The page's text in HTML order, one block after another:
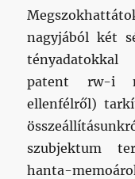
nagyjából két
patent rw-i
ellenfélről)
szubjektum
hanta-